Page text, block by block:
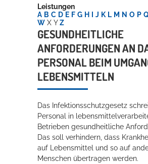
Kultur
Bildung
Wirtschaft
Rathaus
Willkommen in Hockenheim
Leistungen
A B C D E F G H J K L M N O P
W X Y Z
GESUNDHEITLICHE
ANFORDERUNGEN AN
PERSONAL BEIM
LEBENSMITTELN
Das Infektionsschutzgesetz
Personal in
Betrieben gesundheitliche
Das soll verhindern, dass
auf Lebensmittel und so auf
Menschen übertragen werden.